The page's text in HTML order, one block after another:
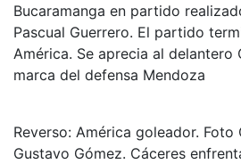
Bucaramanga en partido
Pascual Guerrero. El partido
América. Se aprecia al delantero
marca del defensa Mendoza
Reverso: América goleador. Foto
Gustavo Gómez. Cáceres